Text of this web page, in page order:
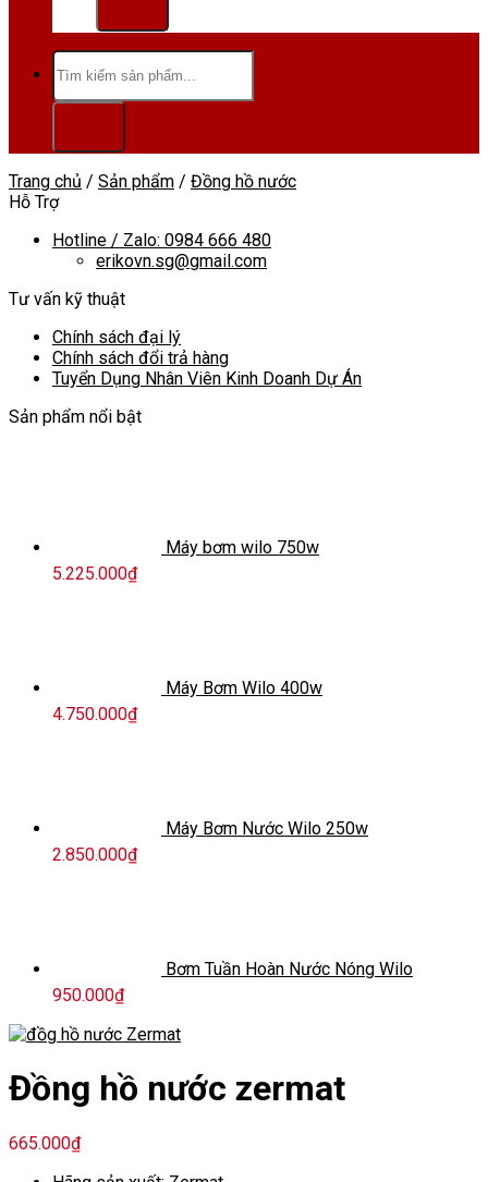
Tìm
kiếm:
Trang chủ / Sản phẩm / Đồng hồ nước
Hỗ Trợ
Hotline / Zalo: 0984 666 480
erikovn.sg@gmail.com
Tư vấn kỹ thuật
Chính sách đại lý
Chính sách đổi trả hàng
Tuyển Dụng Nhân Viên Kinh Doanh Dự Án
Sản phẩm nổi bật
Máy bơm wilo 750w
5.225.000₫
Máy Bơm Wilo 400w
4.750.000₫
Máy Bơm Nước Wilo 250w
2.850.000₫
Bơm Tuần Hoàn Nước Nóng Wilo
950.000₫
Đồng hồ nước zermat
665.000₫